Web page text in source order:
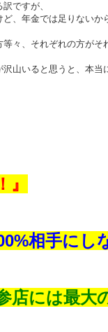
ですが、
、年金では足りないか
々、それぞれの方が
山いると思うと、本当
相手にし
店には最大